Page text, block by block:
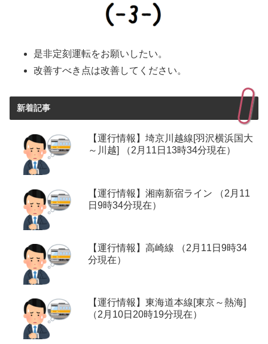
是非定刻運転をお願いしたい。
改善すべき点は改善してください。
新着記事
【運行情報】埼京川越線[羽沢横浜国大
～川越] （2月11日13時34分現在）
【運行情報】湘南新宿ライン （2月11
日9時34分現在）
【運行情報】高崎線 （2月11日9時34
分現在）
【運行情報】東海道本線[東京～熱海]
（2月10日20時19分現在）